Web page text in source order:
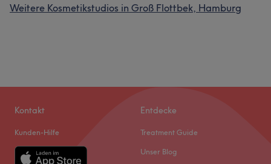
Weitere Kosmetikstudios in Groß Flottbek, Hamburg
Kontakt
Kunden-Hilfe
Entdecke
Treatment Guide
Unser Blog